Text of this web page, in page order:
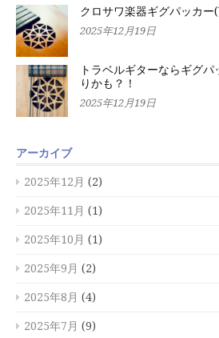
クロサワ楽器ギグパッカー
2025年12月19日
トラベルギターならギグ
りかも？！
2025年12月19日
アーカイブ
2025年12月 (2)
2025年11月 (1)
2025年10月 (1)
2025年9月 (2)
2025年8月 (4)
2025年7月 (9)